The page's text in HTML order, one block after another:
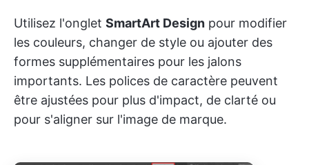
Utilisez l'onglet SmartArt Design pour modifier
les couleurs, changer de style ou ajouter des
formes supplémentaires pour les jalons
importants. Les polices de caractère peuvent
être ajustées pour plus d'impact, de clarté ou
pour s'aligner sur l'image de marque.